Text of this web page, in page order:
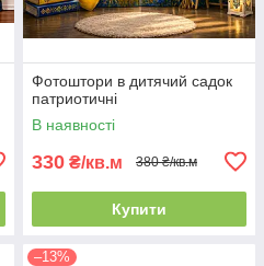
Фотоштори в дитячий садок
патриотичні
В наявності
330 ₴/кв.м 380 ₴/кв.м
Купити
–13%